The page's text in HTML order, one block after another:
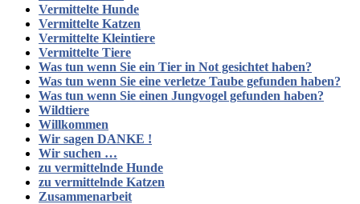
Vermittelte Hunde
Vermittelte Katzen
Vermittelte Kleintiere
Vermittelte Tiere
Was tun wenn Sie ein Tier in Not gesichtet haben?
Was tun wenn Sie eine verletze Taube gefunden haben?
Was tun wenn Sie einen Jungvogel gefunden haben?
Wildtiere
Willkommen
Wir sagen DANKE !
Wir suchen …
zu vermittelnde Hunde
zu vermittelnde Katzen
Zusammenarbeit